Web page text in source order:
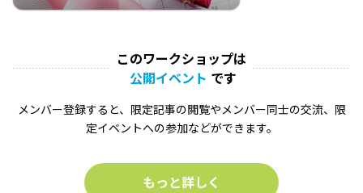
このワークショップは
公開イベント です
メンバー登録すると、限定記事の閲覧やメンバー同士の交流、限
定イベントへの参加などができます。
もっと詳しく